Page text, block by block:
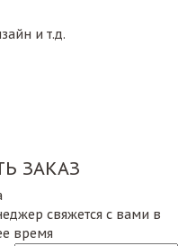
и т.д.
ЗАКАЗ
свяжется с вами в
время